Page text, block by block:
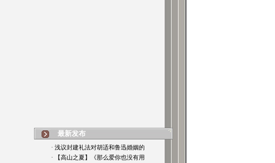
最新发布
· 浅议封建礼法对胡适和鲁迅婚姻的
· 【高山之夏】《那么爱你也没有用